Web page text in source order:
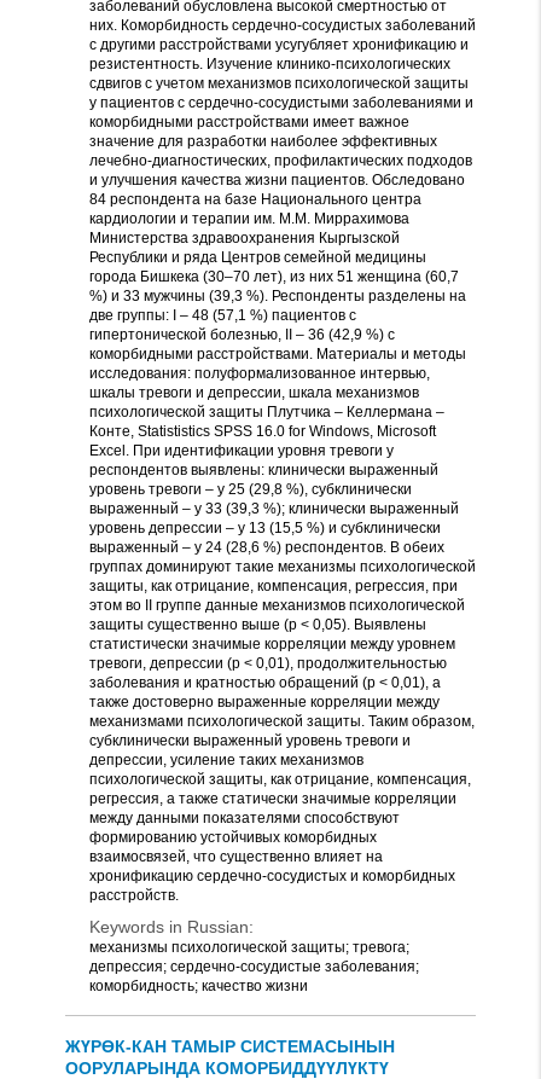
заболеваний обусловлена высокой смертностью от
них. Коморбидность сердечно-сосудистых заболеваний
с другими расстройствами усугубляет хронификацию и
резистентность. Изучение клинико-психологических
сдвигов с учетом механизмов психологической защиты
у пациентов с сердечно-сосудистыми заболеваниями и
коморбидными расстройствами имеет важное
значение для разработки наиболее эффективных
лечебно-диагностических, профилактических подходов
и улучшения качества жизни пациентов. Обследовано
84 респондента на базе Национального центра
кардиологии и терапии им. М.М. Миррахимова
Министерства здравоохранения Кыргызской
Республики и ряда Центров семейной медицины
города Бишкека (30–70 лет), из них 51 женщина (60,7
%) и 33 мужчины (39,3 %). Респонденты разделены на
две группы: I – 48 (57,1 %) пациентов с
гипертонической болезнью, II – 36 (42,9 %) с
коморбидными расстройствами. Материалы и методы
исследования: полуформализованное интервью,
шкалы тревоги и депрессии, шкала механизмов
психологической защиты Плутчика – Келлермана –
Конте, Statististics SPSS 16.0 for Windows, Microsoft
Excel. При идентификации уровня тревоги у
респондентов выявлены: клинически выраженный
уровень тревоги – у 25 (29,8 %), субклинически
выраженный – у 33 (39,3 %); клинически выраженный
уровень депрессии – у 13 (15,5 %) и субклинически
выраженный – у 24 (28,6 %) респондентов. B обеих
группах доминируют такие механизмы психологической
защиты, как отрицание, компенсация, регрессия, при
этом во II группе данные механизмов психологической
защиты существенно выше (р < 0,05). Выявлены
статистически значимые корреляции между уровнем
тревоги, депрессии (р < 0,01), продолжительностью
заболевания и кратностью обращений (p < 0,01), а
также достоверно выраженные корреляции между
механизмами психологической защиты. Таким образом,
субклинически выраженный уровень тревоги и
депрессии, усиление таких механизмов
психологической защиты, как отрицание, компенсация,
регрессия, а также статически значимые корреляции
между данными показателями способствуют
формированию устойчивых коморбидных
взаимосвязей, что существенно влияет на
хронификацию сердечно-сосудистых и коморбидных
расстройств.
Keywords in Russian:
механизмы психологической защиты; тревога;
депрессия; сердечно-сосудистые заболевания;
коморбидность; качество жизни
ЖҮРӨК-КАН ТАМЫР СИСТЕМАСЫНЫН
ООРУЛАРЫНДА КОМОРБИДДҮҮЛҮКТҮ